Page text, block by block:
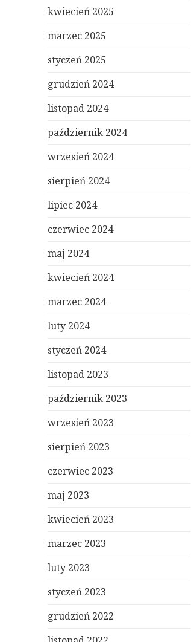
kwiecień 2025
marzec 2025
styczeń 2025
grudzień 2024
listopad 2024
październik 2024
wrzesień 2024
sierpień 2024
lipiec 2024
czerwiec 2024
maj 2024
kwiecień 2024
marzec 2024
luty 2024
styczeń 2024
listopad 2023
październik 2023
wrzesień 2023
sierpień 2023
czerwiec 2023
maj 2023
kwiecień 2023
marzec 2023
luty 2023
styczeń 2023
grudzień 2022